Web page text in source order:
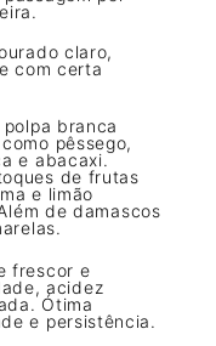
claro,
com certa
branca
pêssego,
e abacaxi.
de frutas
e limão
de damascos
frescor e
acidez
Ótima
e persistência.